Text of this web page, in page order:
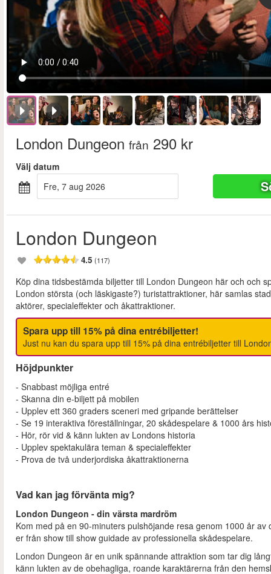
London Dungeon från 290 kr
Välj datum
fre, 7 aug 2026
London Dungeon
4.5 (117)
Köp dina tidsbestämda biljetter till London Dungeon här och och
London största (och läskigaste?) turistattraktioner, här samlas
aktörer, specialeffekter och åkattraktioner.
Spara upp till 15% på dina entrébiljetter!
Just nu kan du spara upp till 15% på dina entrébiljetter till
Höjdpunkter
- Snabbast möjliga entré
- Skanna din e-biljett på mobilen
- Upplev ett 360 graders sceneri med gripande berättelser
- Se 19 interaktiva föreställningar, 20 skådespelare & 1000 års
- Hör, rör vid & känn lukten av Londons historia
- Upplev spektakulära teman & specialeffekter
- Prova de två underjordiska åkattraktionerna
Vad kan jag förvänta mig?
London Dungeon - din värsta mardröm
Kom med på en 90-minuters pulshöjande resa genom 1000 år
er från show till show guidade av professionella skådespelare.
London Dungeon är en unik spännande attraktion som tar dig
känn lukten av de obehagliga, roande karaktärerna från den